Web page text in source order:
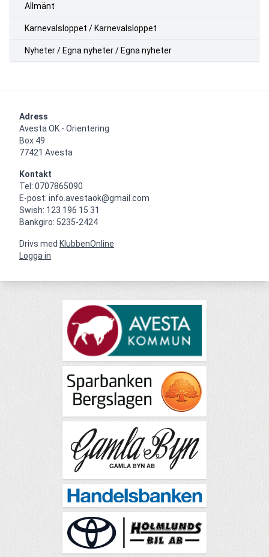
Allmänt
Karnevalsloppet / Karnevalsloppet
Nyheter / Egna nyheter / Egna nyheter
Adress
Avesta OK - Orientering
Box 49
77421 Avesta
Kontakt
Tel: 0707865090
E-post: info.avestaok@gmail.com
Swish: 123 196 15 31
Bankgiro: 5235-2424
Drivs med KlubbenOnline
Logga in